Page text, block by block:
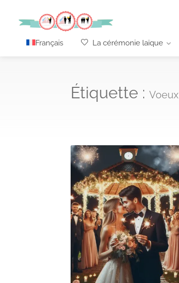
Français La cérémonie laïque
Étiquette : Voeux